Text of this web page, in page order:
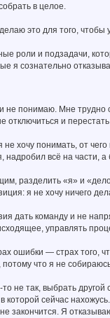
в целое.
это для того, чтобы
роли и подзадачи,
я сознательно
не понимаю. Мне трудно
и
хочу понимать, от
всё на части, а
разделить «я» и
я не хочу ничего
дать команду и не
управлять
ошибки — страх того,
что я не
не так, выбрать другой
которой сейчас нахожусь.
закончится. Я